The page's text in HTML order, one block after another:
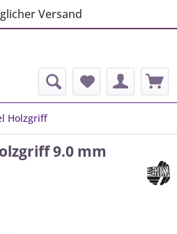
Versand
Holzgriff
9.0 mm